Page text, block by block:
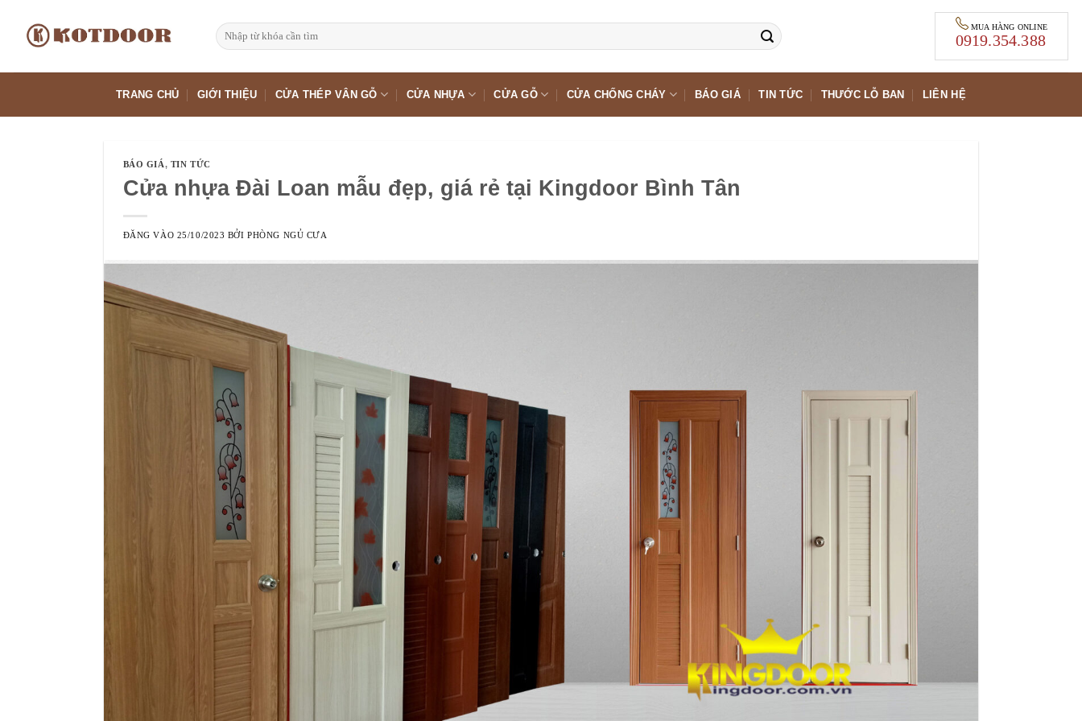
dung
Tìm
kiếm:
MUA HÀNG ONLINE
0919.354.388
TRANG CHỦ GIỚI THIỆU CỬA THÉP VÂN GỖ CỬA NHỰA CỬA GỖ CỬA CHỐNG CHÁY BÁO GIÁ TIN TỨC THƯỚC LỖ BAN LIÊN HỆ
BÁO GIÁ, TIN TỨC
Cửa nhựa Đài Loan mẫu đẹp, giá rẻ tại Kingdoor Bình Tân
ĐĂNG VÀO 25/10/2023 BỞIPHÒNG NGỦ CƯA